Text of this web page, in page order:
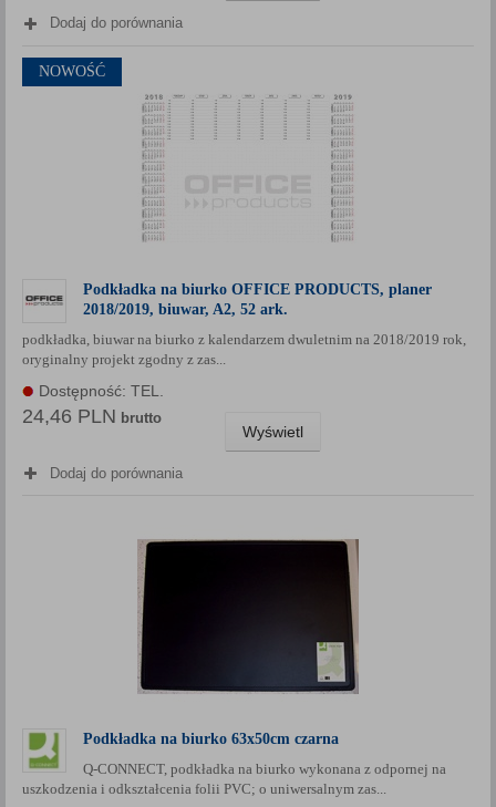
Dodaj do porównania
NOWOŚĆ
Podkładka na biurko OFFICE PRODUCTS, planer
2018/2019, biuwar, A2, 52 ark.
podkładka, biuwar na biurko z kalendarzem dwuletnim na 2018/2019 rok,
oryginalny projekt zgodny z zas...
Dostępność: TEL.
24,46 PLN brutto
Wyświetl
Dodaj do porównania
Podkładka na biurko 63x50cm czarna
Q-CONNECT, podkładka na biurko wykonana z odpornej na
uszkodzenia i odkształcenia folii PVC; o uniwersalnym zas...